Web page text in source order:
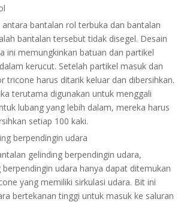
bantalan rol terbuka dan bantalan
bantalan tersebut tidak disegel. Desain
ini memungkinkan batuan dan partikel
kerucut. Setelah partikel masuk dan
tricone harus ditarik keluar dan dibersihkan.
terutama digunakan untuk menggali
lubang yang lebih dalam, mereka harus
setiap 100 kaki.
berpendingin udara
gelinding berpendingin udara,
udara hanya dapat ditemukan
yang memiliki sirkulasi udara. Bit ini
bertekanan tinggi untuk masuk ke saluran